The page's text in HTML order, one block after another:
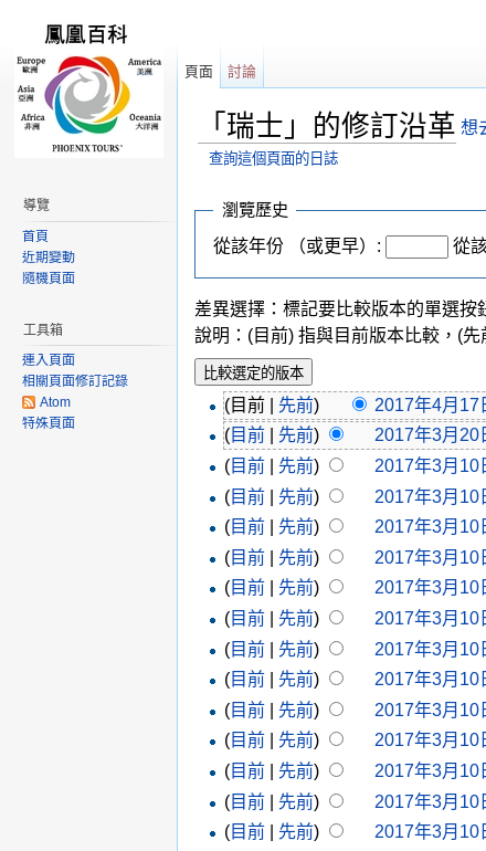
「瑞士」的修訂沿革 想
查詢這個頁面的日誌
瀏覽歷史
從該年份 （或更早）:
從
差異選擇：標記要比較版本的單選按
說明：(目前) 指與目前版本比較，(
(目前 | 先前) 2017年4月17
(目前| 先前) 2017年3月20
(目前| 先前) 2017年3月10
(目前| 先前) 2017年3月10
(目前| 先前) 2017年3月10
(目前| 先前) 2017年3月10
(目前| 先前) 2017年3月10
(目前| 先前) 2017年3月10
(目前| 先前) 2017年3月10
(目前| 先前) 2017年3月10
(目前| 先前) 2017年3月10
(目前| 先前) 2017年3月10
(目前| 先前) 2017年3月10
(目前| 先前) 2017年3月10
(目前| 先前) 2017年3月10
頁面 討論
導覽
首頁
近期變動
隨機頁面
工具箱
連入頁面
相關頁面修訂記錄
Atom
特殊頁面